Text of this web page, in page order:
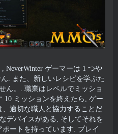
NeverWinter ゲーマーは 1 つや
. また、新しいレシピを学ぶた
ん。. 職業はレベルでミッショ
10 ミッションを終えたら, ゲー
適切な職人と協力することだ
デバイスがある, そしてそれを
ートを持っています. プレイ